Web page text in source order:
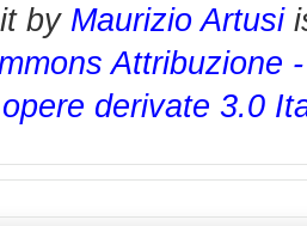
by Maurizio Artusi
Attribuzione
derivate 3.0